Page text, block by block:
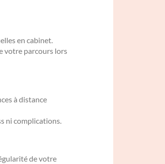
en cabinet.
votre parcours lors
à distance
ni complications.
de votre